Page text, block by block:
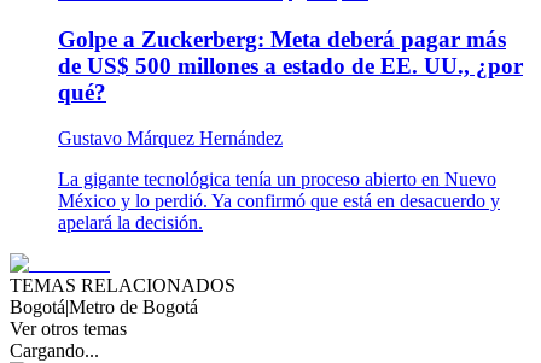
Golpe a Zuckerberg: Meta deberá pagar más
de US$ 500 millones a estado de EE. UU., ¿por
qué?
Gustavo Márquez Hernández
La gigante tecnológica tenía un proceso abierto en Nuevo
México y lo perdió. Ya confirmó que está en desacuerdo y
apelará la decisión.
TEMAS RELACIONADOS
Bogotá|Metro de Bogotá
Ver otros temas
Cargando...